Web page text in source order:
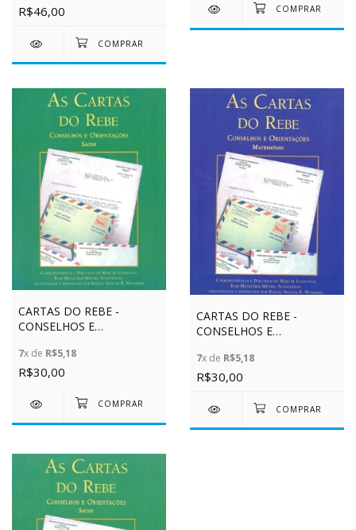
R$46,00
CARTAS DO REBE -
CONSELHOS E
VOL. 1 - CAPA VERDE
7x de R$5,18
R$30,00
CARTAS DO REBE -
CONSELHOS E
MATRIMÔNIO - VOL. 1-
CAPA AZUL
7x de R$5,18
R$30,00